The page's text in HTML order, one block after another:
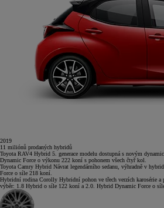
2019
11 miliónů prodaných hybridů
Toyota RAV4 Hybrid 5. generace modelu dostupná s novým
Dynamic Force o výkonu 222 koní s pohonem všech čtyř kol.
Toyota Camry Hybrid Návrat legendárního sedanu, výhradně v
Force o síle 218 koní.
Hybridní rodina Corolly Hybridní pohon ve třech verzích karosérie
výběr: 1.8 Hybrid o síle 122 koní a 2.0. Hybrid Dynamic Force o